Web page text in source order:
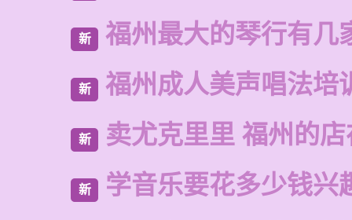
新 福州最大的琴行有几
新 福州成人美声唱法培
新 卖尤克里里 福州的
新 学音乐要花多少钱兴